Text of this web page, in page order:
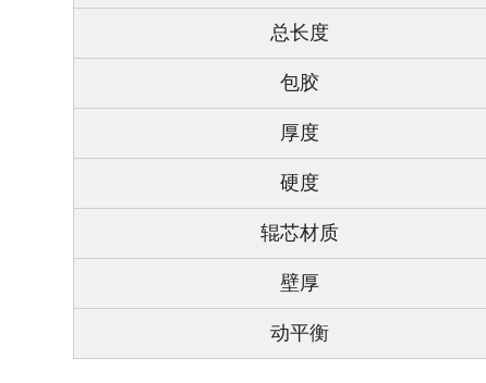
总长度
包胶
厚度
硬度
辊芯材质
壁厚
动平衡